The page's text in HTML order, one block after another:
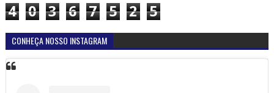
4 0 3 6 7 5 2 5
CONHEÇA NOSSO INSTAGRAM